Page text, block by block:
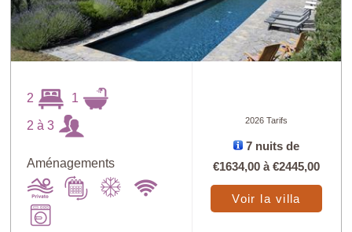
2 1
2 à 3
Aménagements
2026 Tarifs
7 nuits de
€1634,00 à€2445,00
Voir la villa